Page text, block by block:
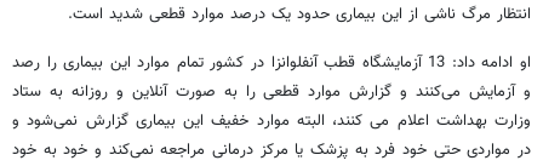
انتظار مرگ ناشی از این بیماری حدود یک درصد موارد قطعی شدید است.
او ادامه داد: 13 آزمایشگاه قطب آنفلوانزا در کشور تمام موارد این بیماری را رصد
و آ‌زمایش می‌کنند و گزارش موارد قطعی را به صورت آنلاین و روزانه به ستاد‌
وزارت بهداشت اعلام می کنند، البته موارد خفیف این بیماری گزارش نمی‌شود و
در مواردی حتی خود فرد به پزشک یا مرکز درمانی مراجعه نمی‌کند و خود به خود